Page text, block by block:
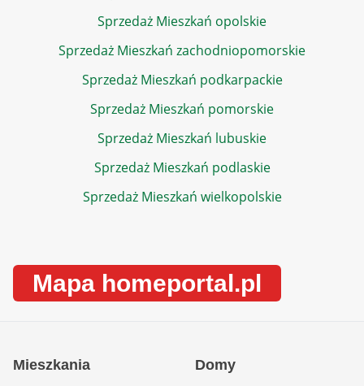
Sprzedaż Mieszkań opolskie
Sprzedaż Mieszkań zachodniopomorskie
Sprzedaż Mieszkań podkarpackie
Sprzedaż Mieszkań pomorskie
Sprzedaż Mieszkań lubuskie
Sprzedaż Mieszkań podlaskie
Sprzedaż Mieszkań wielkopolskie
Mapa homeportal.pl
Mieszkania Domy